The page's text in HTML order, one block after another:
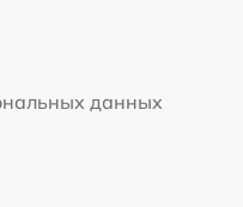
данных